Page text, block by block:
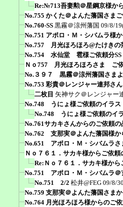
Re:№713吾妻勲＠星鋼京様か
No.755 かくた＠よんた藩国さま
No.760-SS 黒霧＠涼州藩国 09/8/
No.751 アポロ・Ｍ・シバムラ様
No.757 月光ほろほろ@たけきの
No.754 水仙堂 雹様ご依頼分SS
Ｎｏ757 月光ほろほろさま ご
No.３９７ 黒霧＠涼州藩国さま
No.753 彩貴＠レンジャー連邦さ
二枚目 矢神サク＠レンジャー
No.748 うにょ様ご依頼のイラス
No.748 うにょ様ご依頼のイ
No.761サカキさんからのご依頼の
No.762 支那実＠よんた藩国様か
No.651 アポロ・Ｍ・シバムラさ
Ｎｏ７６１．サカキ様からご依頼
Re:Ｎｏ７６１．サカキ様から
No.751 アポロ・Ｍ・シバムラ＠
No.751 2/2 松井@FEG 09/8/
No.759 支那実＠よんた藩国さま
No.764 月光ほろほろ様からのご